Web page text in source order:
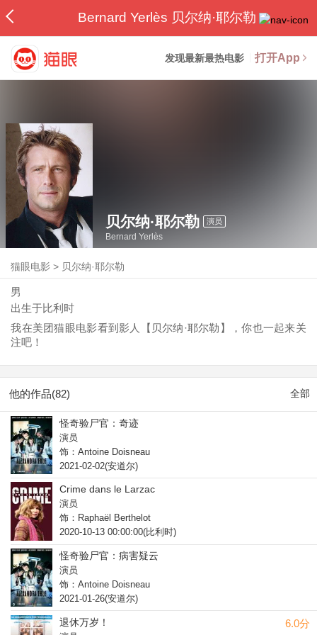
Bernard Yerlès 贝尔纳·耶尔勒
发现最新最热电影 打开App
贝尔纳·耶尔勒 演员
Bernard Yerlès
猫眼电影 > 贝尔纳·耶尔勒
男
出生于比利时
我在美团猫眼电影看到影人【贝尔纳·耶尔勒】，你也一起来关
注吧！
他的作品(82) 全部
怪奇验尸官：奇迹
演员
饰：Antoine Doisneau
2021-02-02(安道尔)
Crime dans le Larzac
演员
饰：Raphaël Berthelot
2020-10-13 00:00:00(比利时)
怪奇验尸官：病害疑云
演员
饰：Antoine Doisneau
2021-01-26(安道尔)
6.0分
退休万岁！